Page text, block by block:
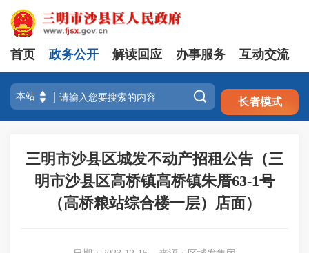
注册 登录
首页 政务公开 解读回应 办事服务 互动交流
 长者模式
三明市沙县区城发不动产招租公告（三
明市沙县区高桥镇高桥镇朱厝63-1号
（高桥粮站综合楼一层）店面）